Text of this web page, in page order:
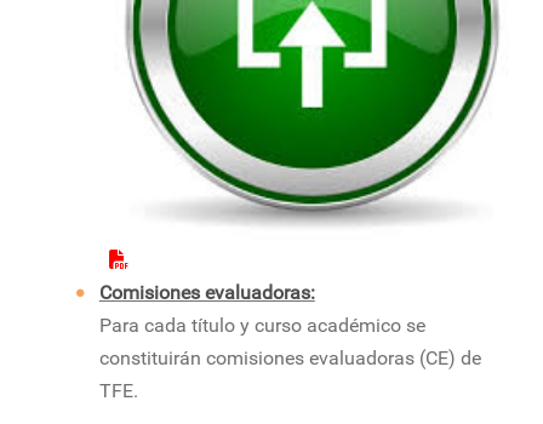
Comisiones evaluadoras:
Para cada título y curso académico se
constituirán comisiones evaluadoras (CE) de
TFE.